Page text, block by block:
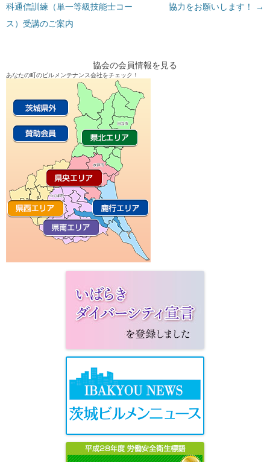
稿
ナ
ー
ン
科通信訓練（単一等級技能士コー
ス）受講のご案内
協力をお願いします！
→
協会の会員情報を見る
あなたの町のビルメンテナンス会社をチェック！